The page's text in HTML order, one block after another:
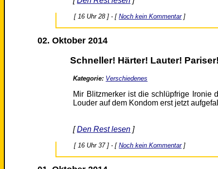
[ 16 Uhr 28 ] - [Noch kein Kommentar]
02. Oktober 2014
Schneller! Härter! Lauter!
Kategorie: Verschiedenes
Mir Blitzmerker ist die schlüpfrige Ironie
Louder auf dem Kondom erst jetzt
[Den Rest lesen ]
[ 16 Uhr 37 ] - [Noch kein Kommentar]